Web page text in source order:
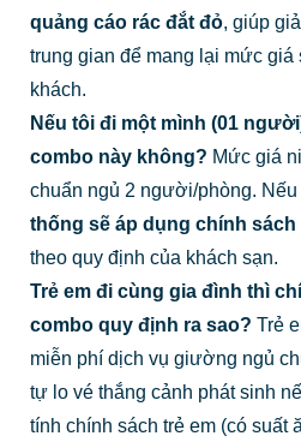
quảng cáo rác đắt đỏ, giúp
trung gian để mang lại mức giá
khách.
Nếu tôi đi một mình (01
combo này không? Mức giá
chuẩn ngủ 2 người/phòng.
thống sẽ áp dụng chính
theo quy định của khách sạn.
Trẻ em đi cùng gia đình thì
combo quy định ra sao? Trẻ
miễn phí dịch vụ giường ngủ
tự lo vé thắng cảnh phát sinh
tính chính sách trẻ em (có suất